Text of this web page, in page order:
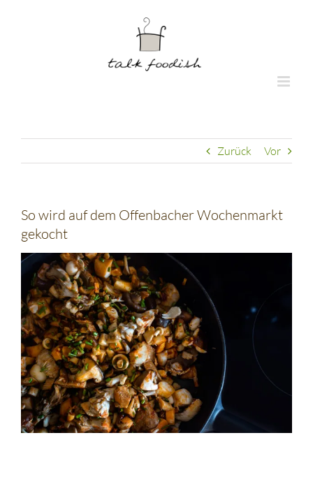
Zurück Vor
So wird auf dem Offenbacher Wochenmarkt
gekocht
Zeige
grösseres
Bild